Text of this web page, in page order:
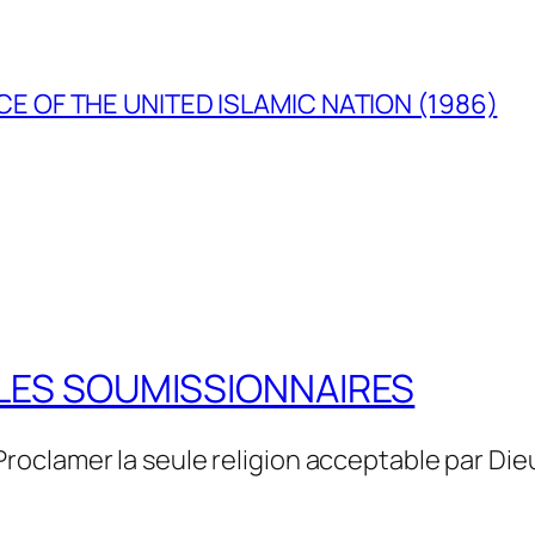
OF THE UNITED ISLAMIC NATION (1986)
SOUMISSIONNAIRES
la seule religion acceptable par